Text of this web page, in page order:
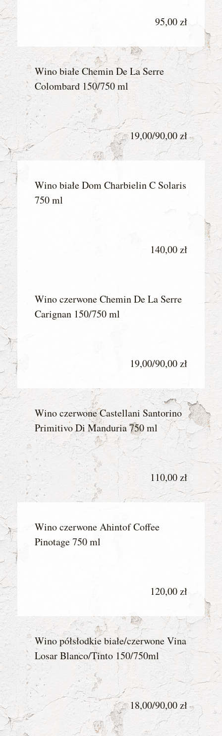
95,00 zł
Wino białe Chemin De La Serre
Colombard 150/750 ml
19,00/90,00 zł
Wino białe Dom Charbielin C Solaris
750 ml
140,00 zł
Wino czerwone Chemin De La Serre
Carignan 150/750 ml
19,00/90,00 zł
Wino czerwone Castellani Santorino
Primitivo Di Manduria 750 ml
110,00 zł
Wino czerwone Ahintof Coffee
Pinotage 750 ml
120,00 zł
Wino półsłodkie białe/czerwone Vina
Losar Blanco/Tinto 150/750ml
18,00/90,00 zł